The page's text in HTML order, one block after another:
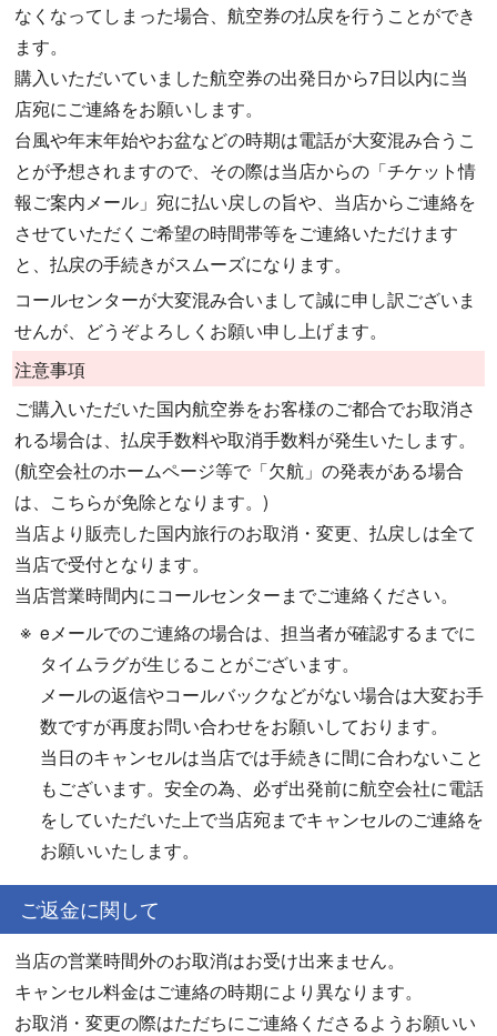
なくなってしまった場合、航空券の払戻を行うことができ
ます。
購入いただいていました航空券の出発日から7日以内に当
店宛にご連絡をお願いします。
台風や年末年始やお盆などの時期は電話が大変混み合うこ
とが予想されますので、その際は当店からの「チケット情
報ご案内メール」宛に払い戻しの旨や、当店からご連絡を
させていただくご希望の時間帯等をご連絡いただけます
と、払戻の手続きがスムーズになります。
コールセンターが大変混み合いまして誠に申し訳ございま
せんが、どうぞよろしくお願い申し上げます。
注意事項
ご購入いただいた国内航空券をお客様のご都合でお取消さ
れる場合は、払戻手数料や取消手数料が発生いたします。
(航空会社のホームページ等で「欠航」の発表がある場合
は、こちらが免除となります。)
当店より販売した国内旅行のお取消・変更、払戻しは全て
当店で受付となります。
当店営業時間内にコールセンターまでご連絡ください。
eメールでのご連絡の場合は、担当者が確認するまでに
タイムラグが生じることがございます。
メールの返信やコールバックなどがない場合は大変お手
数ですが再度お問い合わせをお願いしております。
当日のキャンセルは当店では手続きに間に合わないこと
もございます。安全の為、必ず出発前に航空会社に電話
をしていただいた上で当店宛までキャンセルのご連絡を
お願いいたします。
ご返金に関して
当店の営業時間外のお取消はお受け出来ません。
キャンセル料金はご連絡の時期により異なります。
お取消・変更の際はただちにご連絡くださるようお願いい